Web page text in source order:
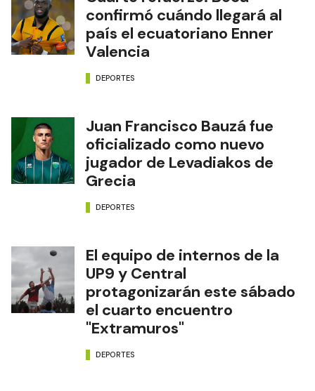
confirmó cuándo llegará al
país el ecuatoriano Enner
Valencia
DEPORTES
Juan Francisco Bauzá fue
oficializado como nuevo
jugador de Levadiakos de
Grecia
DEPORTES
El equipo de internos de la
UP9 y Central
protagonizarán este sábado
el cuarto encuentro
"Extramuros"
DEPORTES